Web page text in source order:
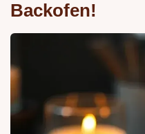
Backofen!